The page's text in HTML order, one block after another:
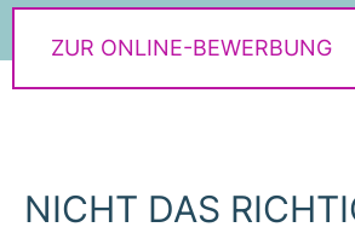
ZUR ONLINE-BEWERBUNG
NICHT DAS